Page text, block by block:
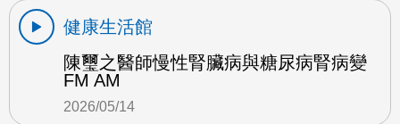
健康生活館
陳璽之醫師慢性腎臟病與糖尿病腎病變
FM AM
2026/05/14